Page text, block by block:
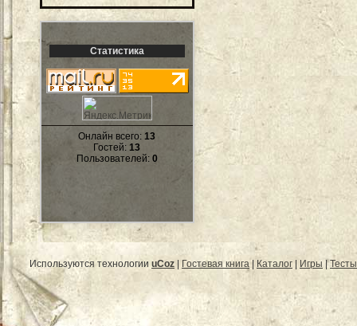
Статистика
Онлайн всего:13
Гостей:13
Пользователей: 0
Используются технологии uCoz Гостевая книга| Каталог Игры |Тесты